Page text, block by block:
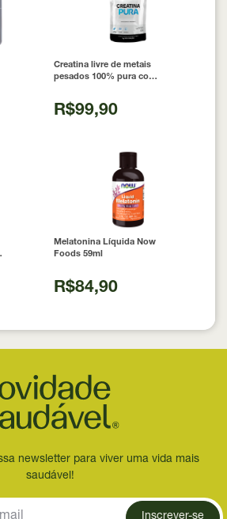
Creatina livre de metais
pesados 100% pura com
Nutrition
R$99,90
Melatonina Líquida Now
Foods 59ml
R$84,90
newsletter para viver uma vida mais
saudável!
Inscrever-se